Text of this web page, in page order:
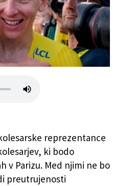
na Touru (ANSA)
reprezentance
ki bodo
v Parizu. Med njimi ne bo
preutrujenosti